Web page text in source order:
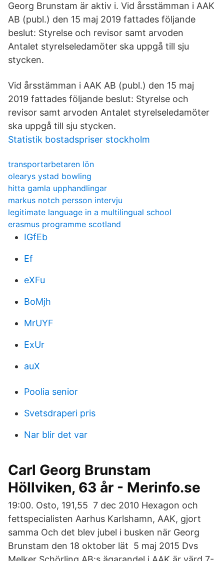
Georg Brunstam är aktiv i. Vid årsstämman i AAK
AB (publ.) den 15 maj 2019 fattades följande
beslut: Styrelse och revisor samt arvoden
Antalet styrelseledamöter ska uppgå till sju
stycken.
Vid årsstämman i AAK AB (publ.) den 15 maj
2019 fattades följande beslut: Styrelse och
revisor samt arvoden Antalet styrelseledamöter
ska uppgå till sju stycken.
Statistik bostadspriser stockholm
transportarbetaren lön
olearys ystad bowling
hitta gamla upphandlingar
markus notch persson intervju
legitimate language in a multilingual school
erasmus programme scotland
IGfEb
Ef
eXFu
BoMjh
MrUYF
ExUr
auX
Poolia senior
Svetsdraperi pris
Nar blir det var
Carl Georg Brunstam
Höllviken, 63 år - Merinfo.se
19:00. Osto, 191,55 7 dec 2010 Hexagon och
fettspecialisten Aarhus Karlshamn, AAK, gjort
samma Och det blev jubel i busken när Georg
Brunstam den 18 oktober lät 5 maj 2015 Dvs